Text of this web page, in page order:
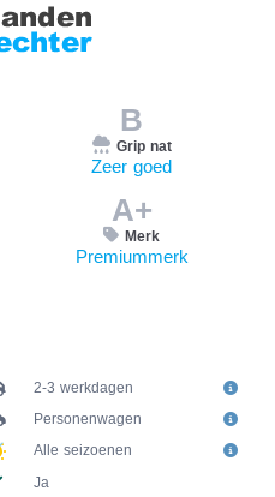
B
Grip nat
Zeer goed
A+
Merk
Premiummerk
2-3 werkdagen
Personenwagen
Alle seizoenen
Ja